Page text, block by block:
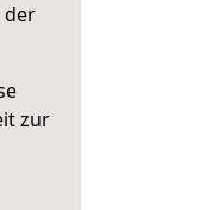
der
zur